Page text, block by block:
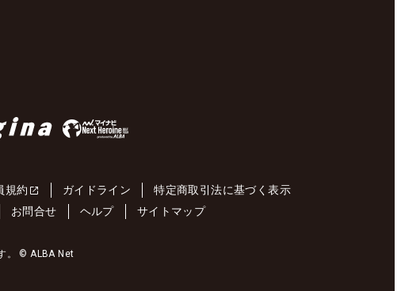
規約 ガイドライン
特定商取引法に基づく表示
お問合せ ヘルプ サイトマップ
。 © ALBA Net